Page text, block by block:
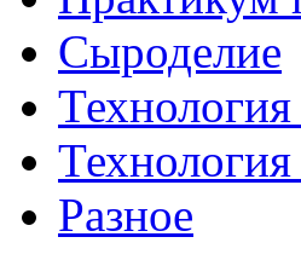
Сыроделие
Разное